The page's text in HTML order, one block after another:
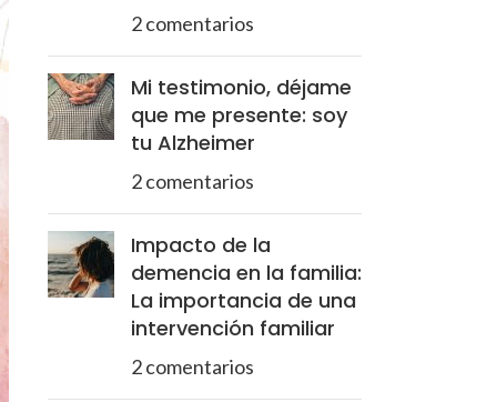
2 comentarios
Mi testimonio, déjame
que me presente: soy
tu Alzheimer
2 comentarios
Impacto de la
demencia en la familia:
La importancia de una
intervención familiar
2 comentarios